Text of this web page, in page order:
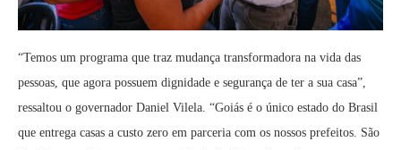
“Temos um programa que traz mudança transformadora na vida das
pessoas, que agora possuem dignidade e segurança de ter a sua casa”,
ressaltou o governador Daniel Vilela. “Goiás é o único estado do Brasil
que entrega casas a custo zero em parceria com os nossos prefeitos. São